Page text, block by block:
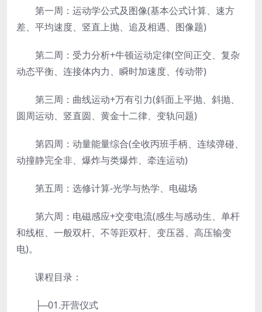
第一周：运动学公式及图像(基本公式计算、速方
差、平均速度、竖直上抛、追及相遇、图像题)
第二周：受力分析+牛顿运动定律(空间正交、复杂
动态平衡、连接体内力、瞬时加速度、传动带)
第三周：曲线运动+万有引力(斜面上平抛、斜抛、
圆周运动、竖直圆、黄金十二律、变轨问题)
第四周：动量能量综合(全收丙班手柄、连续弹碰、
动撞静完全非、爆炸与类爆炸、牵连运动)
第五周：选修计算-光学与热学、电磁场
第六周：电磁感应+交变电流(感生与感动生、单杆
和线框、一般双杆、不等距双杆、变压器、高压输变
电)。
课程目录：
├─01.开营仪式